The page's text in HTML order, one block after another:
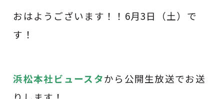
おはようございます！！6月3日（土）で
す！
浜松本社ビュースタから公開生放送でお送